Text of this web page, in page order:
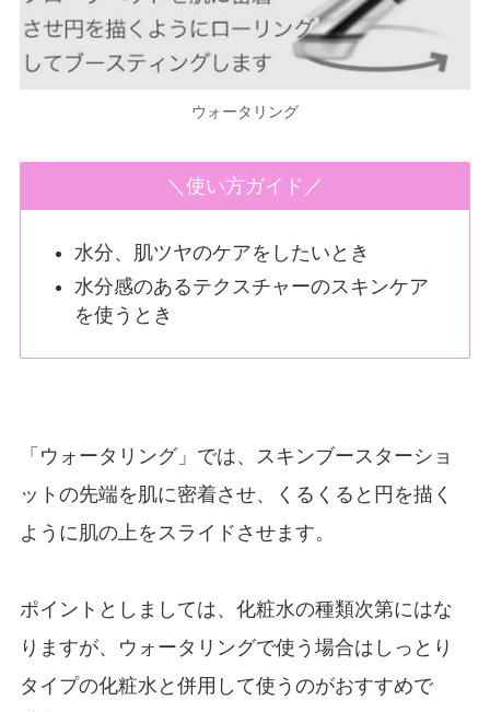
ウォータリング
＼使い方ガイド／
水分、肌ツヤのケアをしたいとき
水分感のあるテクスチャーのスキンケア
を使うとき
「ウォータリング」では、スキンブースターショ
ットの先端を肌に密着させ、くるくると円を描く
ように肌の上をスライドさせます。
ポイントとしましては、化粧水の種類次第にはな
りますが、ウォータリングで使う場合はしっとり
タイプの化粧水と併用して使うのがおすすめで